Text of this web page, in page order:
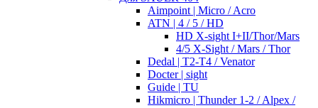
Aimpoint | Micro / Acro
ATN | 4 / 5 / HD
HD X-sight I+II/Thor/Mars
4/5 X-Sight / Mars / Thor
Dedal | T2-T4 / Venator
Docter | sight
Guide | TU
Hikmicro | Thunder 1-2 / Alpex /